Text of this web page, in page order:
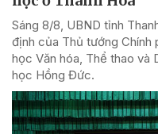
Sáng 8/8, UBND tỉnh
định của Thủ tướng Chính
học Văn hóa, Thể thao và
học Hồng Đức.